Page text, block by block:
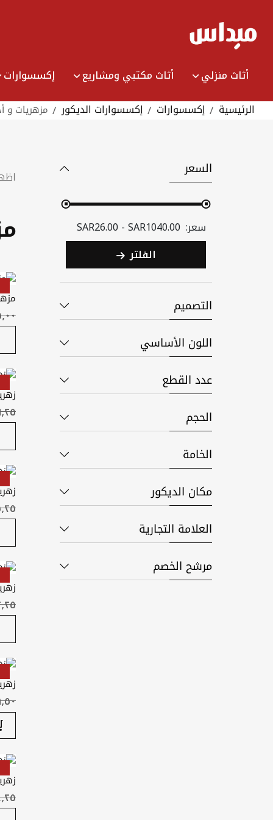
Content
أثاث منزلي أثاث مكتبي ومشاريع
إكسسوارات
الرئيسية
إكسسوارات إكسسوارات الديكور مزهريات و
السعر
الفلتر
التصميم
اللون الأساسي
عدد القطع
الحجم
الخامة
مكان الديكور
العلامة التجارية
مرشح الخصم